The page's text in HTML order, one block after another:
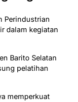
Perindustrian
dalam kegiatan
Barito Selatan
pelatihan
memperkuat